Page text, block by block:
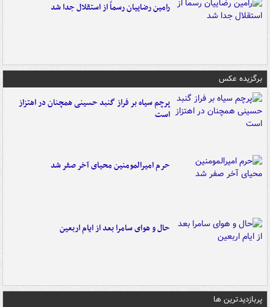
رامین رضاییان رسماً از استقلال جدا شد
برگزیده عکس
پرچم سیاه بر فراز گنبد حسینی همچنان در اهتزاز
است
حرم امیرالمومنین محیای آخر صفر شد
حال و هوای سامرا بعد از ایام اربعین
پربازدیدترین ها